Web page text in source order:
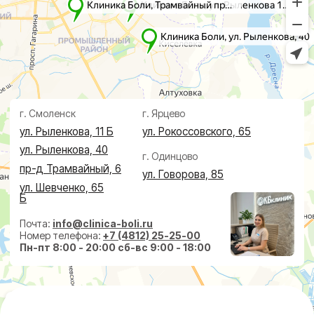
Диагностика
Анализы
Чек-Апы
Лечение
Травматолог и ортопед
Невролог
Флеболог
Нейрохирург
Дерматолог
Косметолог
Ревматолог
Терапевт
Капельницы здоровья
Лечебные блокады
Малоинвазивная
хирургия
На суставах
О клинике
Акции
Новости
Социальные проекты
Справки